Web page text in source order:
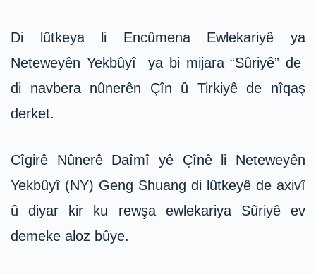
Di lûtkeya li Encûmena Ewlekariyê ya
Neteweyên Yekbûyî ya bi mijara “Sûriyê” de
di navbera nûnerên Çîn û Tirkiyê de nîqaş
derket.
Cîgirê Nûnerê Daîmî yê Çînê li Neteweyên
Yekbûyî (NY) Geng Shuang di lûtkeyê de axivî
û diyar kir ku rewşa ewlekariya Sûriyê ev
demeke aloz bûye.